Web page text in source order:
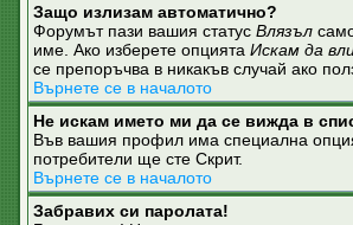
Защо излизам автоматично?
Форумът пази вашия статус Влязъл
име. Ако изберете опцията Искам да
се препоръчва в никакъв случай ако
Върнете се в началото
Не искам името ми да се вижда в
Във вашия профил има специална
потребители ще сте Скрит.
Върнете се в началото
Забравих си паролата!